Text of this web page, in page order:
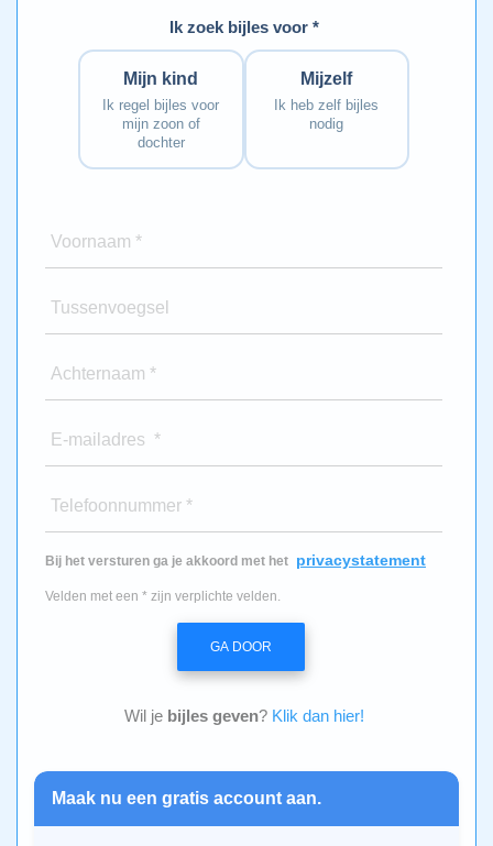
Ik zoek bijles voor *
Mijn kind
Ik regel bijles voor
mijn zoon of
dochter
Mijzelf
Ik heb zelf bijles
nodig
Voornaam *
Tussenvoegsel
Achternaam *
E-mailadres *
Telefoonnummer *
Bij het versturen ga je akkoord met het privacystatement
Velden met een * zijn verplichte velden.
GA DOOR
Wil je bijles geven? Klik dan hier!
Maak nu een gratis account aan.